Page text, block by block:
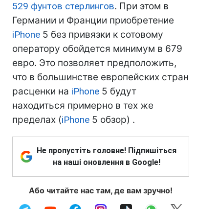
529 фунтов стерлингов. При этом в
Германии и Франции приобретение
iPhone 5 без привязки к сотовому
оператору обойдется минимум в 679
евро. Это позволяет предположить,
что в большинстве европейских стран
расценки на iPhone 5 будут
находиться примерно в тех же
пределах (iPhone 5 обзор) .
Не пропустіть головне! Підпишіться
на наші оновлення в Google!
Або читайте нас там, де вам зручно!